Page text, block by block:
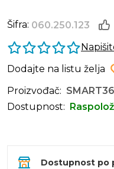
Šifra: 060.250.123
Dodajte na listu želja
Proizvođač:
Dostupnost:
Dostupnost po